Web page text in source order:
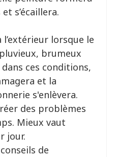
s’écaillera.
l’extérieur lorsque le
brumeux
ces conditions,
et la
s'enlèvera.
des problèmes
Mieux vaut
jour.
de